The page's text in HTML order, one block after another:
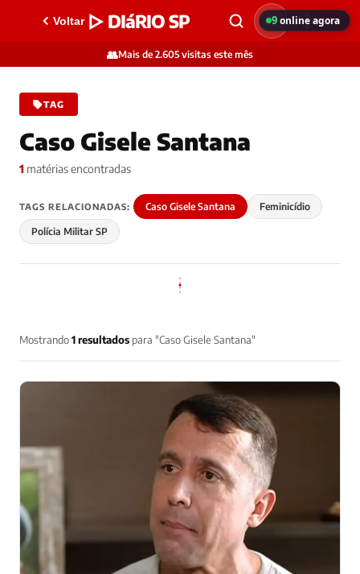
Voltar ▷ DIáRIO SP
👥Mais de 2.605 visitas este mês
TAG
Caso Gisele Santana
1 matérias encontradas
TAGS RELACIONADAS: Caso Gisele Santana Feminicídio
Polícia Militar SP
Mostrando1 resultados para "Caso Gisele Santana"
9online agora